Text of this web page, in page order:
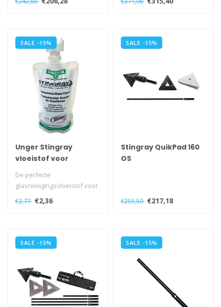
SALE -15%
Unger Stingray
vloeistof voor
binnenreiniging
De perfecte
glasreinigingsvloeistof voor
alle glazen oppervlakken,
€2,77 €2,36
SALE -15%
Stingray QuikPad 160
OS
€255,50 €217,18
SALE -15% SALE -15%